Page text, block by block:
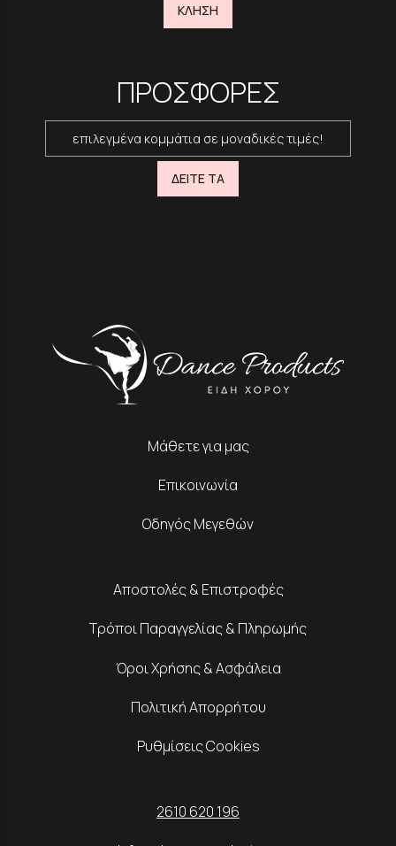
ΚΛΗΣΗ
ΠΡΟΣΦΟΡΕΣ
επιλεγμένα κομμάτια σε μοναδικές τιμές!
ΔΕΙΤΕ ΤΑ
Μάθετε για μας
Επικοινωνία
Οδηγός Μεγεθών
Αποστολές & Επιστροφές
Τρόποι Παραγγελίας & Πληρωμής
Όροι Χρήσης & Ασφάλεια
Πολιτική Απορρήτου
Ρυθμίσεις Cookies
2610 620 196